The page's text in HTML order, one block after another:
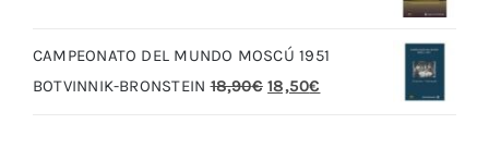
era:
20,00€.
CAMPEONATO DEL MUNDO MOSCÚ 1951
BOTVINNIK-BRONSTEIN 18,90€ El
18,50€